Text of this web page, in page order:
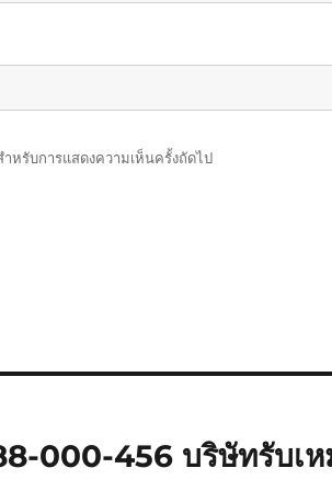
หรับการแสดงความเห็นครั้งถัดไป
000-456 บริษัทรับเ